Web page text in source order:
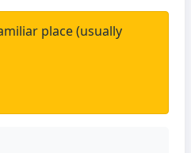
place (usually